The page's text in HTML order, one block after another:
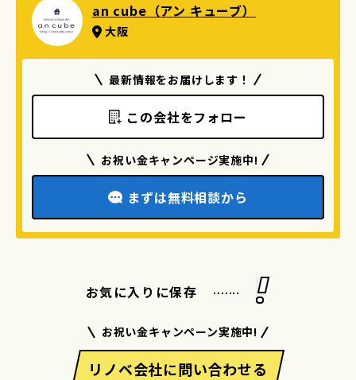
an cube（アン キューブ）
大阪
最新情報をお届けします！
この会社をフォロー
お祝い金キャンページ実施中!
まずは無料相談から
お気に入りに保存 .......
お祝い金キャンペーン実施中!
リノベ会社に問い合わせる